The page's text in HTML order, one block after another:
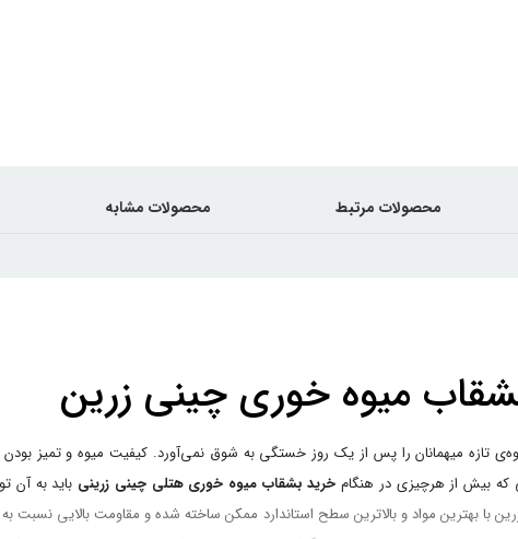
محصولات مرتبط محصولات مشابه
میوه خوری چینی زرین
تازه میهمانان را پس از یک روز خستگی به شوق نمی‌آورد. کیفیت میوه و تمیز
که بیش از هرچیزی در هنگام خرید بشقاب میوه خوری هتلی چینی زرینی باید به آن
بهترین مواد و بالاترین سطح استاندارد ممکن ساخته شده و مقاومت بالایی نسبت